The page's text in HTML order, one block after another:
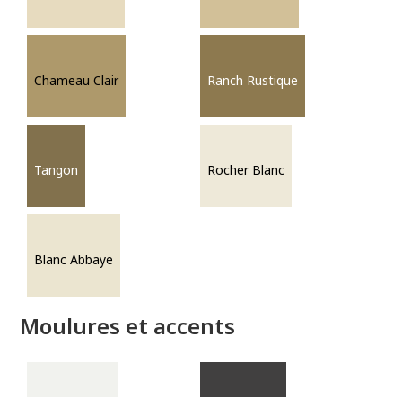
Chameau Clair Ranch Rustique
Tangon Rocher Blanc
Blanc Abbaye
Moulures et accents